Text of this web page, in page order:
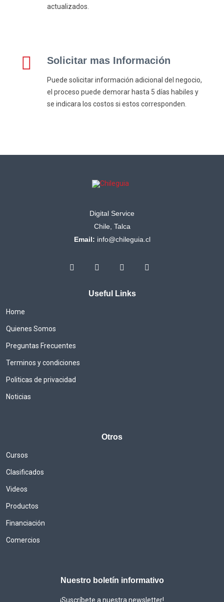
actualizados.
Solicitar mas Información
Puede solicitar información adicional del negocio,
el proceso puede demorar hasta 5 días habiles y
se indicara los costos si estos corresponden.
Digital Service
Chile, Talca
Email: info@chileguia.cl
Useful Links
Home
Quienes Somos
Preguntas Frecuentes
Terminos y condiciones
Politicas de privacidad
Noticias
Otros
Cursos
Clasificados
Videos
Productos
Financiación
Comercios
Nuestro boletín informativo
¡Suscríbete a nuestra newsletter!